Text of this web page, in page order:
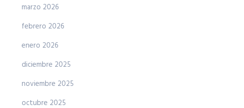
marzo 2026
febrero 2026
enero 2026
diciembre 2025
noviembre 2025
octubre 2025